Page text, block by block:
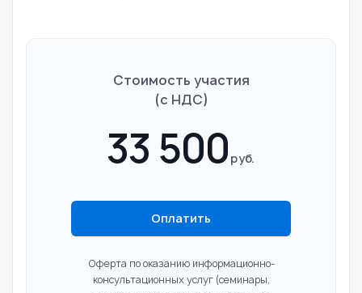
Стоимость участия
(c НДС)
33 500 руб.
Оплатить
Оферта по оказанию информационно-
консультационных услуг(семинары,